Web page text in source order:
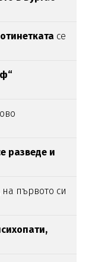
се
разведе и
на първото си